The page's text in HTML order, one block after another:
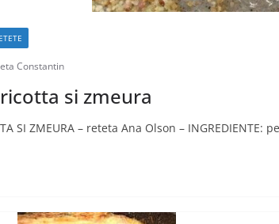
Constantin
si zmeura
SI ZMEURA – reteta Ana Olson –